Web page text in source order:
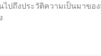
ปถึงประวัติความเป็นมาขอ